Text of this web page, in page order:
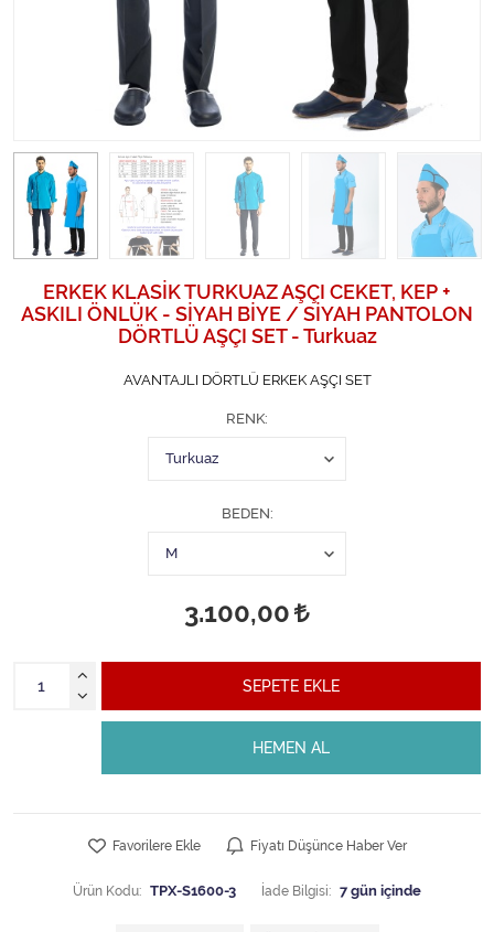
ERKEK KLASİK TURKUAZ AŞÇI CEKET, KEP +
ASKILI ÖNLÜK - SİYAH BİYE / SİYAH PANTOLON
DÖRTLÜ AŞÇI SET - Turkuaz
AVANTAJLI DÖRTLÜ ERKEK AŞÇI SET
RENK
BEDEN
3.100,00
SEPETE EKLE
HEMEN AL
Favorilere Ekle Fiyatı Düşünce Haber Ver
Ürün Kodu: TPX-S1600-3 İade Bilgisi: